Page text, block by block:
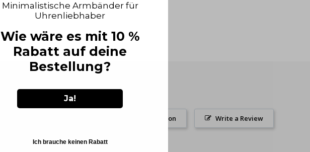
Write a Review
Ask a Question
Minimalistische Armbänder für
Uhrenliebhaber
Wie wäre es mit 10 %
Rabatt auf deine
Bestellung?
Ja!
Ich brauche keinen Rabatt